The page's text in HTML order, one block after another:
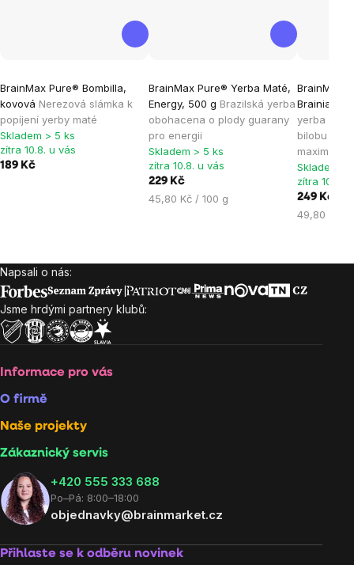
BrainMax Pure® Bombilla,
kovová Nerezová slámka k
popíjení yerby maté
hodnocení
produktu
je
5,0
z
Skladem > 5 ks
zítra 10.8. u vás
189 Kč
BrainMax Pure® Yerba Maté,
Energy, 500 g Brazilská yerba
obohacena o plody guarany
pro energii
hodnocení
produktu
je
5,0
z
Skladem > 5 ks
zítra 10.8. u vás
229 Kč
Měrná
45,80 Kč / 100 g
BrainMax
Brainiac,
yerba
bilobu a
maximální
produktu
je
4,8
z
5
Skladem >
zítra 10.8.
249 Kč
Měrná
49,80 Kč /
Zápatí
Napsali o nás:
Jsme hrdými partnery klubů:
Informace pro vás
O firmě
Naše projekty
Zákaznický servis
‭+420 555 333 688
Po–Pá: 8:00–18:00
objednavky@brainmarket.cz
Přihlaste se k odběru novinek